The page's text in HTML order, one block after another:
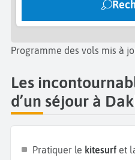
Programme des vols mis à
Les
d’un séjour à
Pratiquer le kitesurf et